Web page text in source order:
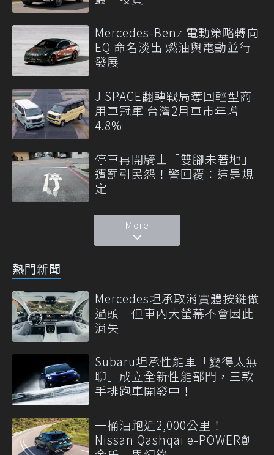
Mercedes-Benz 電動策略轉向
EQ 命名淡出 燃油與電動並行
發展
J SPACE翻轉戰局奪回輕型商
用車冠軍 台灣2月車市年增
4.8%
停車再開騎士「雙腳未著地」
遭罰引民怨！警回覆：這是規
定
More
熱門新聞
Mercedes坦承取消實體按鍵做
過頭 但車內大螢幕不會因此
消失
Subaru坦承性能車「變得太無
聊」成立全新性能部門，三款
手排跑車開發中！
一桶油跑近2,000公里！
Nissan Qashqai e-POWER創